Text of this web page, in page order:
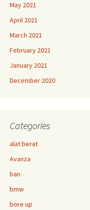
May 2021
April 2021
March 2021
February 2021
January 2021
December 2020
Categories
alat berat
Avanza
ban
bmw
bore up